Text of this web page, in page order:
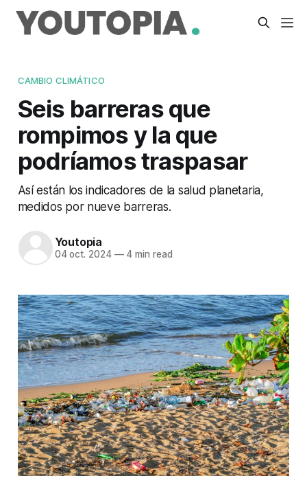
CAMBIO CLIMÁTICO
Seis barreras que
rompimos y la que
podríamos traspasar
Así están los indicadores de la salud planetaria,
medidos por nueve barreras.
Youtopia
04 oct. 2024 —4 min read